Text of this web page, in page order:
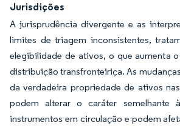
Jurisdições
A jurisprudência divergente e as
limites de triagem inconsistentes,
elegibilidade de ativos, o que aumenta
distribuição transfronteiriça. As
da verdadeira propriedade de ativos
podem alterar o caráter semelhante
instrumentos em circulação e podem